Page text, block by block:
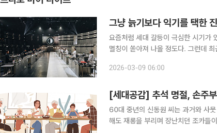
그냥 늙기보다 익기를 택한
요즘처럼 세대 갈등이 극심한 시기가
멸칭이 쏟아져 나올 정도다. 그런데
라는 어른의 발견 “중식 대가이니 최
2026-03-09 06:00
[세대공감] 추석 명절, 손주
60대 중년의 신동원 씨는 과거와 사
해도 재롱을 부리며 장난치던 조카들